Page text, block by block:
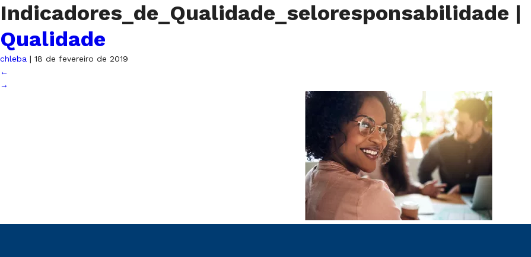
Indicadores_de_Qualidade_seloresponsabilidade |
Qualidade
chleba | 18 de fevereiro de 2019
←
→